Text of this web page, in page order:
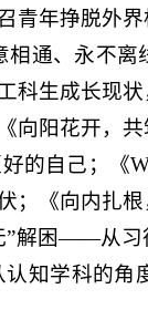
青年挣脱外
通、永不
科生成长现
向阳花开，
的自己；《
；《向内扎
”解困——从
知学科的角